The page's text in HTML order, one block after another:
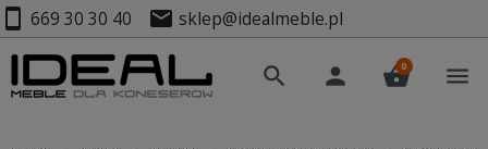
smartphone 669 30 30 40 mail sklep@idealmeble.pl
search person shopping_basket
0 menu